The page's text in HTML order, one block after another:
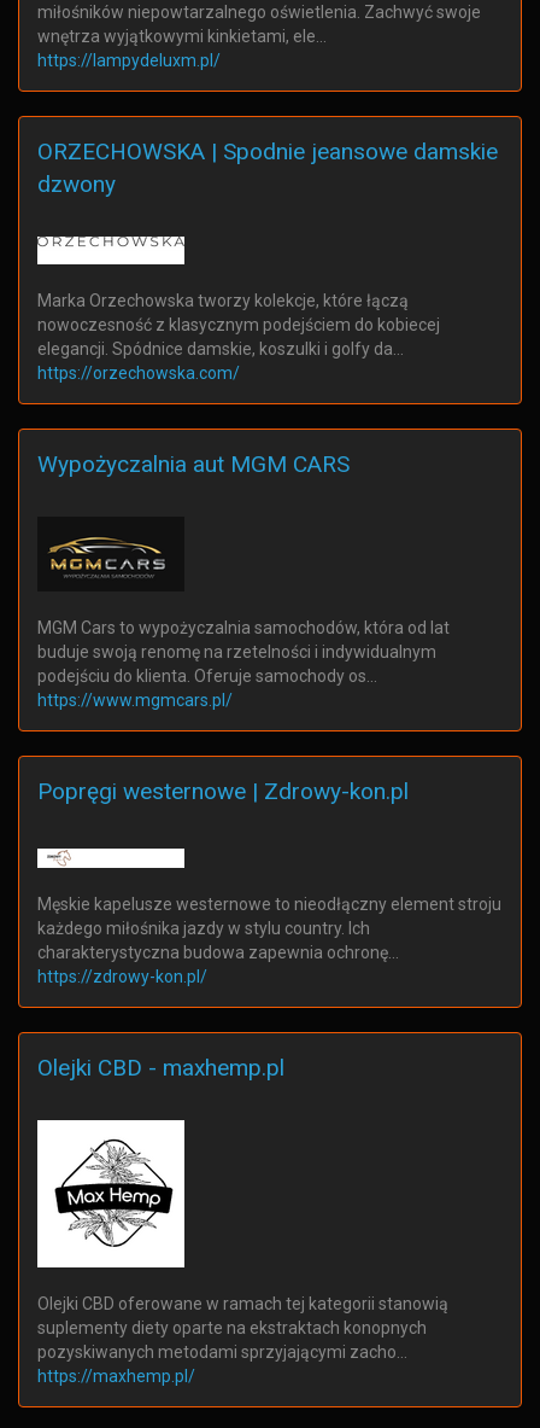
miłośników niepowtarzalnego oświetlenia. Zachwyć swoje
wnętrza wyjątkowymi kinkietami, ele…
https://lampydeluxm.pl/
ORZECHOWSKA | Spodnie jeansowe damskie
dzwony
Marka Orzechowska tworzy kolekcje, które łączą
nowoczesność z klasycznym podejściem do kobiecej
elegancji. Spódnice damskie, koszulki i golfy da…
https://orzechowska.com/
Wypożyczalnia aut MGM CARS
MGM Cars to wypożyczalnia samochodów, która od lat
buduje swoją renomę na rzetelności i indywidualnym
podejściu do klienta. Oferuje samochody os…
https://www.mgmcars.pl/
Popręgi westernowe | Zdrowy-kon.pl
Męskie kapelusze westernowe to nieodłączny element stroju
każdego miłośnika jazdy w stylu country. Ich
charakterystyczna budowa zapewnia ochronę…
https://zdrowy-kon.pl/
Olejki CBD - maxhemp.pl
Olejki CBD oferowane w ramach tej kategorii stanowią
suplementy diety oparte na ekstraktach konopnych
pozyskiwanych metodami sprzyjającymi zacho…
https://maxhemp.pl/